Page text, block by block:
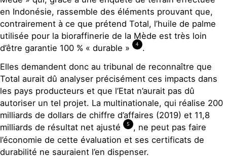
en Indonésie, rassemble des éléments prouvant que,
contrairement à ce que prétend Total, l’huile de palme
utilisée pour la bioraffinerie de la Mède est très loin
d’être garantie 100 % « durable »
4
.
Elles demandent donc au tribunal de reconnaître que
Total aurait dû analyser précisément ces impacts dans
les pays producteurs et que l’Etat n’aurait pas dû
autoriser un tel projet. La multinationale, qui réalise 200
milliards de dollars de chiffre d’affaires (2019) et 11,8
milliards de résultat net ajusté
5
, ne peut pas faire
l’économie de cette évaluation et ses certificats de
durabilité ne sauraient l’en dispenser.